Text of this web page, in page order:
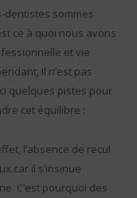
dentistes sommes
ce à quoi nous avons
et vie
il n’est pas
quelques pistes pour
cet équilibre :
l’absence de recul
car il s’insinue
C’est pourquoi des